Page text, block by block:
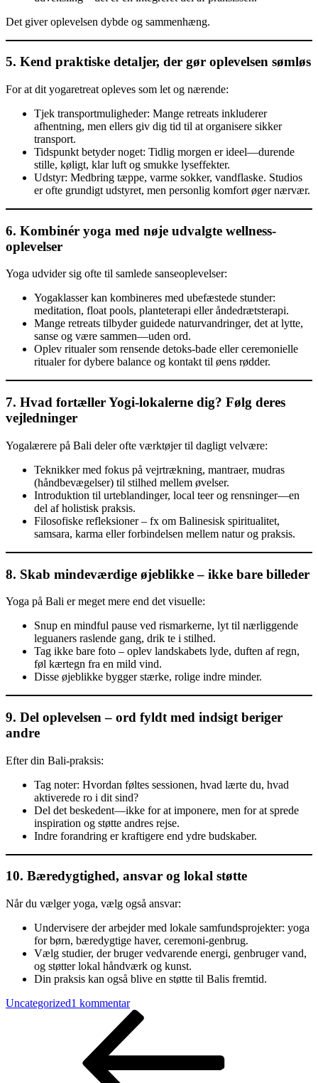
Det giver oplevelsen dybde og sammenhæng.
5. Kend praktiske detaljer, der gør oplevelsen sømløs
For at dit yogaretreat opleves som let og nærende:
Tjek transportmuligheder: Mange retreats inkluderer
afhentning, men ellers giv dig tid til at organisere sikker
transport.
Tidspunkt betyder noget: Tidlig morgen er ideel—durende
stille, køligt, klar luft og smukke lyseffekter.
Udstyr: Medbring tæppe, varme sokker, vandflaske. Studios
er ofte grundigt udstyret, men personlig komfort øger nærvær.
6. Kombinér yoga med nøje udvalgte wellness-
oplevelser
Yoga udvider sig ofte til samlede sanseoplevelser:
Yogaklasser kan kombineres med ubefæstede stunder:
meditation, float pools, planteterapi eller åndedrætsterapi.
Mange retreats tilbyder guidede naturvandringer, det at lytte,
sanse og være sammen—uden ord.
Oplev ritualer som rensende detoks-bade eller ceremonielle
ritualer for dybere balance og kontakt til øens rødder.
7. Hvad fortæller Yogi-lokalerne dig? Følg deres
vejledninger
Yogalærere på Bali deler ofte værktøjer til dagligt velvære:
Teknikker med fokus på vejrtrækning, mantraer, mudras
(håndbevægelser) til stilhed mellem øvelser.
Introduktion til urteblandinger, local teer og rensninger—en
del af holistisk praksis.
Filosofiske refleksioner – fx om Balinesisk spiritualitet,
samsara, karma eller forbindelsen mellem natur og praksis.
8. Skab mindeværdige øjeblikke – ikke bare billeder
Yoga på Bali er meget mere end det visuelle:
Snup en mindful pause ved rismarkerne, lyt til nærliggende
leguaners raslende gang, drik te i stilhed.
Tag ikke bare foto – oplev landskabets lyde, duften af regn,
føl kærtegn fra en mild vind.
Disse øjeblikke bygger stærke, rolige indre minder.
9. Del oplevelsen – ord fyldt med indsigt beriger
andre
Efter din Bali-praksis:
Tag noter: Hvordan føltes sessionen, hvad lærte du, hvad
aktiverede ro i dit sind?
Del det beskedent—ikke for at imponere, men for at sprede
inspiration og støtte andres rejse.
Indre forandring er kraftigere end ydre budskaber.
10. Bæredygtighed, ansvar og lokal støtte
Når du vælger yoga, vælg også ansvar:
Undervisere der arbejder med lokale samfundsprojekter: yoga
for børn, bæredygtige haver, ceremoni-genbrug.
Vælg studier, der bruger vedvarende energi, genbruger vand,
og støtter lokal håndværk og kunst.
Din praksis kan også blive en støtte til Balis fremtid.
Uncategorized1 kommentartil
Yoga
på
–
Indlægsnavigation